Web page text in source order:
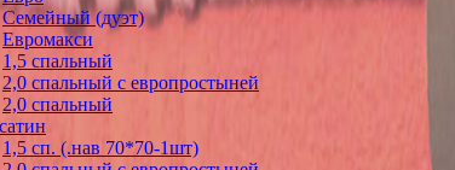
Семейный (дуэт)
Евромакси
1,5 спальный
2,0 спальный с европростыней
2,0 спальный
1,5 сп. (.нав 70*70-1шт)